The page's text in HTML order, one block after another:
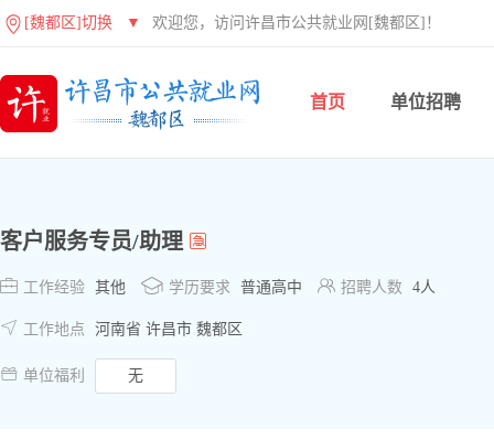
[魏都区]切换 ▼ 欢迎您，访问许昌市公共就业网[魏都区]！
首页 单位招聘
客户服务专员/助理
 工作经验 其他  学历要求 普通高中  招聘人数 4人
 工作地点 河南省 许昌市 魏都区
 单位福利 无